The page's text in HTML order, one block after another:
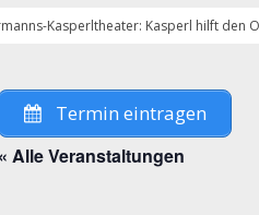
Kasperltheater: Kasperl hilft den
Termin eintragen
« Alle Veranstaltungen